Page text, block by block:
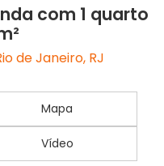
com 1 quarto
de Janeiro, RJ
Mapa
Vídeo